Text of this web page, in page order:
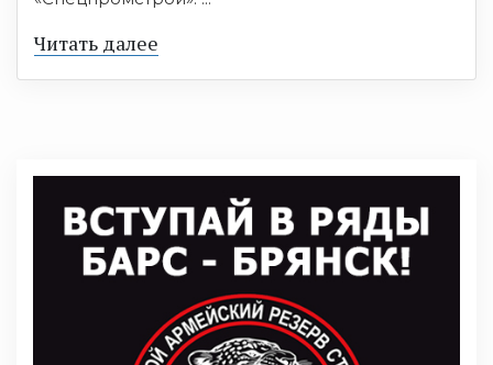
Читать далее